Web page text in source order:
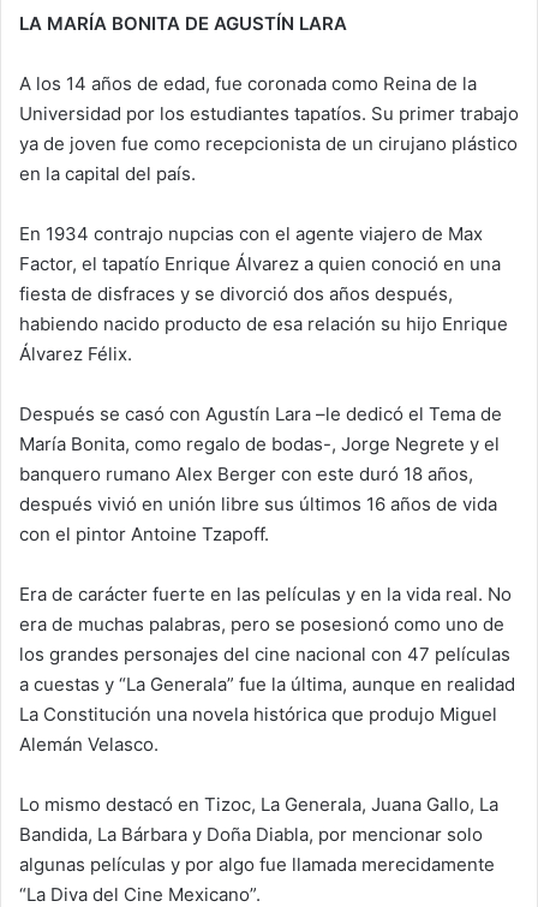
LA MARÍA BONITA DE AGUSTÍN LARA
A los 14 años de edad, fue coronada como Reina de la
Universidad por los estudiantes tapatíos. Su primer trabajo
ya de joven fue como recepcionista de un cirujano plástico
en la capital del país.
En 1934 contrajo nupcias con el agente viajero de Max
Factor, el tapatío Enrique Álvarez a quien conoció en una
fiesta de disfraces y se divorció dos años después,
habiendo nacido producto de esa relación su hijo Enrique
Álvarez Félix.
Después se casó con Agustín Lara –le dedicó el Tema de
María Bonita, como regalo de bodas-, Jorge Negrete y el
banquero rumano Alex Berger con este duró 18 años,
después vivió en unión libre sus últimos 16 años de vida
con el pintor Antoine Tzapoff.
Era de carácter fuerte en las películas y en la vida real. No
era de muchas palabras, pero se posesionó como uno de
los grandes personajes del cine nacional con 47 películas
a cuestas y “La Generala” fue la última, aunque en realidad
La Constitución una novela histórica que produjo Miguel
Alemán Velasco.
Lo mismo destacó en Tizoc, La Generala, Juana Gallo, La
Bandida, La Bárbara y Doña Diabla, por mencionar solo
algunas películas y por algo fue llamada merecidamente
“La Diva del Cine Mexicano”.